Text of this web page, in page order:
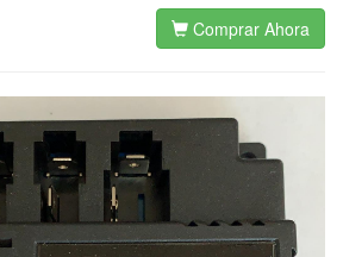
Comprar Ahora